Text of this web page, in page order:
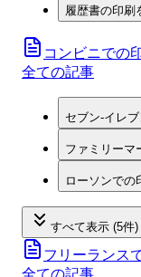
履歴書の印刷
コンビニでの
全ての記事
セブン‐イレ
ファミリーマ
ローソンでの
すべて表示 (5件)
フリーランス
全ての記事